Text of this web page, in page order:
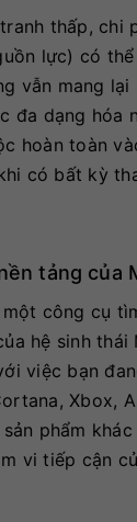
thấp, chi
lực) có
vẫn mang
đa dạng hóa
hoàn toàn
có bất kỳ
tảng của
công cụ
hệ sinh
việc bạn
Xbox,
phẩm
vi tiếp cận